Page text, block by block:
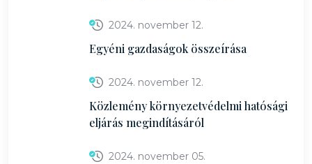
2024. november 12.
Egyéni gazdaságok összeírása
2024. november 12.
Közlemény környezetvédelmi hatósági
eljárás megindításáról
2024. november 05.